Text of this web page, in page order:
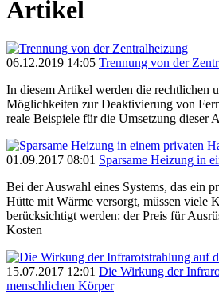
Artikel
06.12.2019 14:05 Trennung von der
In diesem Artikel werden die rechtlichen
Möglichkeiten zur Deaktivierung von
reale Beispiele für die Umsetzung dieser
01.09.2017 08:01 Sparsame Heizung in
Bei der Auswahl eines Systems, das ein
Hütte mit Wärme versorgt, müssen viele
berücksichtigt werden: der Preis für
Kosten
15.07.2017 12:01 Die Wirkung der
menschlichen Körper